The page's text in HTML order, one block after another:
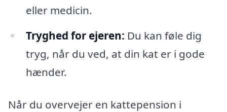
eller medicin.
Tryghed for ejeren: Du kan føle dig
tryg, når du ved, at din kat er i gode
hænder.
Når du overvejer en kattepension i